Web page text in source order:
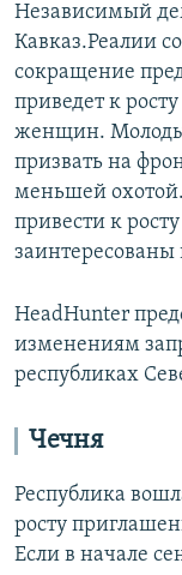
Независимый
Кавказ.Реалии
сокращение
приведет к
женщин.
призвать на
меньшей
привести к
HeadHunter
изменениям
республиках
Чечня
Республика
росту
Если в начале